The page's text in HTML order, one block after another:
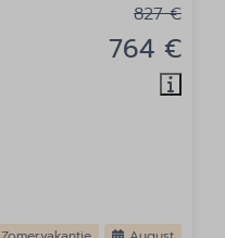
827 €
764 €